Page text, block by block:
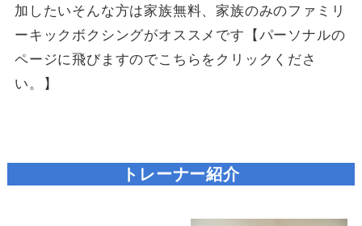
加したいそんな方は家族無料、家族のみのファミリ
ーキックボクシングがオススメです【パーソナルの
ページに飛びますのでこちらをクリックくださ
い。】
トレーナー紹介